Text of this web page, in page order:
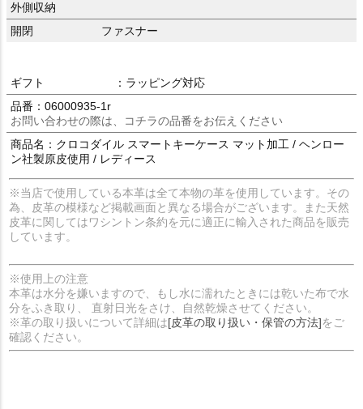
外側収納
開閉
ファスナー
ギフト
：ラッピング対応
品番：06000935-1r
お問い合わせの際は、コチラの品番をお伝えください
商品名：クロコダイル スマートキーケース マット加工 / ヘンロー
ン社製原皮使用 / レディース
※当店で使用している本革は全て本物の革を使用しています。その
為、皮革の模様など掲載画面と異なる場合がございます。また天然
皮革に関してはワシントン条約を元に適正に輸入された商品を販売
しています。
※使用上の注意
本革は水分を嫌いますので、もし水に濡れたときには乾いた布で水
分をふき取り、 直射日光をさけ、自然乾燥させてください。
※革の取り扱いについて詳細は[皮革の取り扱い・保管の方法]をご
確認ください。